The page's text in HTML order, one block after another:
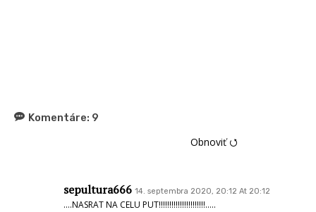
Komentáre: 9
Obnoviť ⭯
sepultura666 14. septembra 2020, 20:12 At 20:12
….NASRAT NA CELU PUT!!!!!!!!!!!!!!!!!!!!!!…..